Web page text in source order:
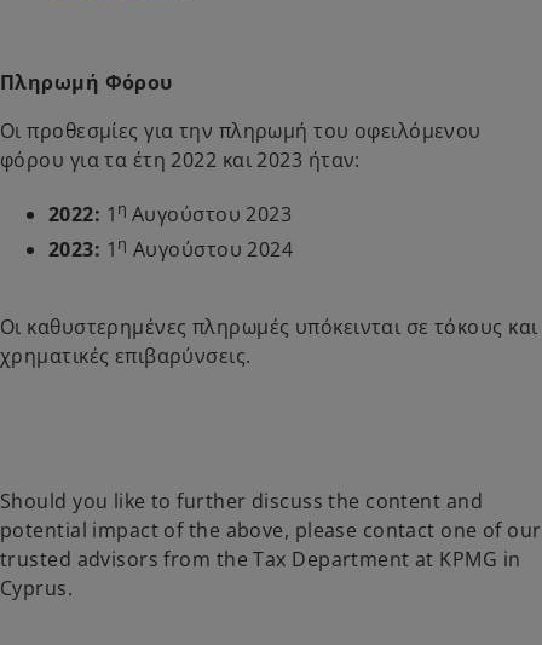
Πληρωμή Φόρου
Οι προθεσμίες για την πληρωμή του οφειλόμενου
φόρου για τα έτη 2022 και 2023 ήταν:
2022: 1 η Αυγούστου 2023
2023: 1 η Αυγούστου 2024
Οι καθυστερημένες πληρωμές υπόκεινται σε τόκους και
χρηματικές επιβαρύνσεις.
Should you like to further discuss the content and
potential impact of the above, please contact one of our
trusted advisors from the Tax Department at KPMG in
Cyprus.